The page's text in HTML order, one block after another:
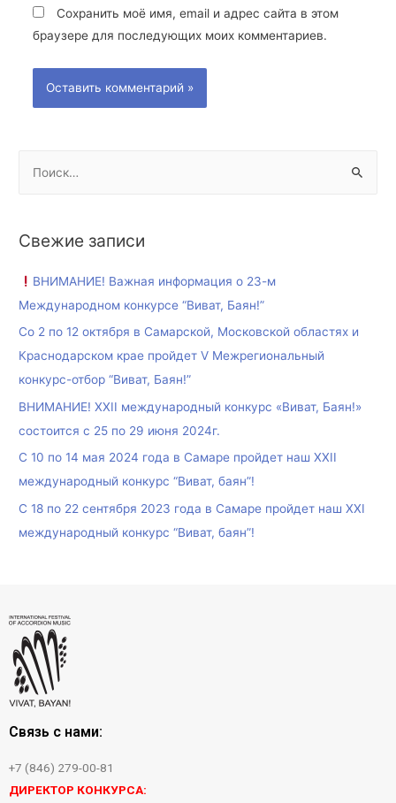
Сохранить моё имя, email и адрес сайта в этом
браузере для последующих моих комментариев.
Свежие записи
ВНИМАНИЕ! Важная информация о 23-м
Международном конкурсе “Виват, Баян!”
Со 2 по 12 октября в Самарской, Московской областях и
Краснодарском крае пройдет V Межрегиональный
конкурс-отбор “Виват, Баян!”
ВНИМАНИЕ! XXII международный конкурс «Виват, Баян!»
состоится с 25 по 29 июня 2024г.
С 10 по 14 мая 2024 года в Самаре пройдет наш XXII
международный конкурс “Виват, баян”!
С 18 по 22 сентября 2023 года в Самаре пройдет наш XXI
международный конкурс “Виват, баян”!
Связь с нами:
+7 (846) 279-00-81
ДИРЕКТОР КОНКУРСА: